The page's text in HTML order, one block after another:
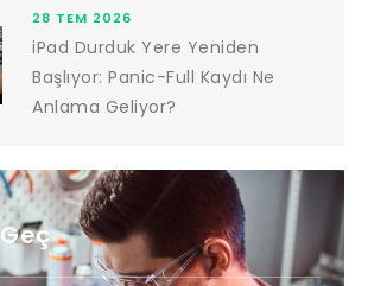
28 TEM 2026
iPad Durduk Yere Yeniden
Başlıyor: Panic-Full Kaydı Ne
Anlama Geliyor?